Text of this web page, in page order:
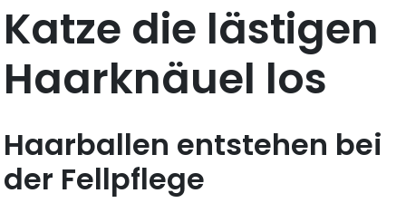
Katze die lästigen
Haarknäuel los
Haarballen entstehen bei
der Fellpflege